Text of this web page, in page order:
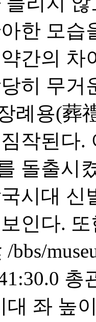
한 모습
간의
히 무거
례용(葬
작된다.
돌출시
시대
인다.
/bbs/
총
좌 높